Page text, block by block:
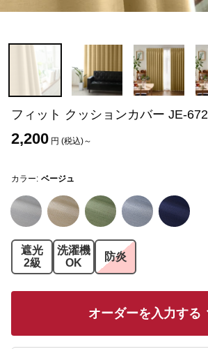
フィット クッションカバー JE-
2,200 円 (税込)～
カラー: ベージュ
遮光
2級
洗濯機
OK
防炎
オーダーを入力する